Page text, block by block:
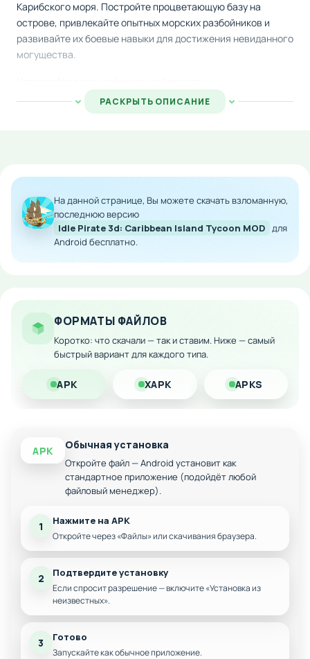
Карибского моря. Постройте процветающую базу на
острове, привлекайте опытных морских разбойников и
развивайте их боевые навыки для достижения невиданного
могущества.
совершенствуйте военный флот, захватывайте ценные
сокровища в экспедициях по морям и островам. Каждое
боевых единиц.
Особенности мода:
Неограниченное количество золота и ресурсов
объектов
Скачайте модифицированную версию на Android и
финансовых ограничений!
РАСКРЫТЬ ОПИСАНИЕ
На данной странице, Вы можете скачать взломанную,
последнюю версию
Idle Pirate 3d: Caribbean Island Tycoon MOD для
Android бесплатно.
ФОРМАТЫ ФАЙЛОВ
Коротко: что скачали — так и ставим. Ниже — самый
быстрый вариант для каждого типа.
APK XAPK APKS
APK Обычная установка
Откройте файл — Android установит как
стандартное приложение (подойдёт любой
файловый менеджер).
1 Нажмите на APK
Откройте через «Файлы» или скачивания браузера.
2 Подтвердите установку
Если спросит разрешение — включите «Установка из
неизвестных».
3 Готово
Запускайте как обычное приложение.